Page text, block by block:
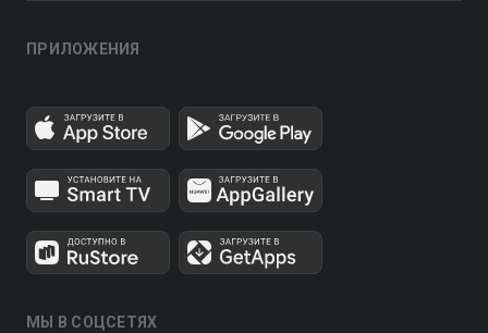
ПРИЛОЖЕНИЯ
МЫ В СОЦСЕТЯХ